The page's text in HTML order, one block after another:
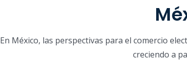
En México, las perspectivas para el comercio
creciendo a